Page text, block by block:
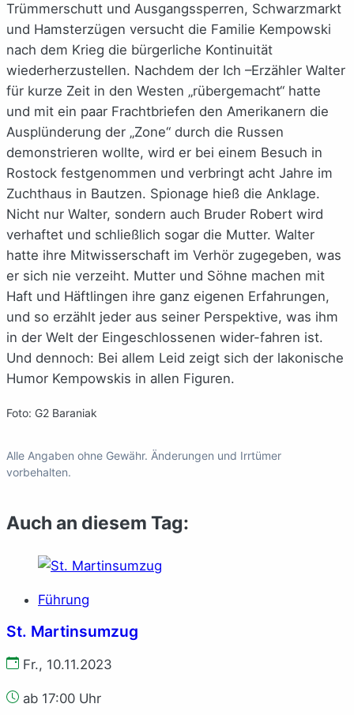
Trümmerschutt und Ausgangssperren, Schwarzmarkt
und Hamsterzügen versucht die Familie Kempowski
nach dem Krieg die bürgerliche Kontinuität
wiederherzustellen. Nachdem der Ich –Erzähler Walter
für kurze Zeit in den Westen „rübergemacht“ hatte
und mit ein paar Frachtbriefen den Amerikanern die
Ausplünderung der „Zone“ durch die Russen
demonstrieren wollte, wird er bei einem Besuch in
Rostock festgenommen und verbringt acht Jahre im
Zuchthaus in Bautzen. Spionage hieß die Anklage.
Nicht nur Walter, sondern auch Bruder Robert wird
verhaftet und schließlich sogar die Mutter. Walter
hatte ihre Mitwisserschaft im Verhör zugegeben, was
er sich nie verzeiht. Mutter und Söhne machen mit
Haft und Häftlingen ihre ganz eigenen Erfahrungen,
und so erzählt jeder aus seiner Perspektive, was ihm
in der Welt der Eingeschlossenen wider-fahren ist.
Und dennoch: Bei allem Leid zeigt sich der lakonische
Humor Kempowskis in allen Figuren.
Foto: G2 Baraniak
Alle Angaben ohne Gewähr. Änderungen und Irrtümer
vorbehalten.
Auch an diesem Tag:
Führung
St. Martinsumzug
Fr., 10.11.2023
ab 17:00 Uhr